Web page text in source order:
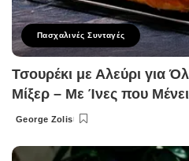
Πασχαλινές Συνταγές
Τσουρέκι με Αλεύρι για
Μίξερ – Με Ίνες που
Posted
George Zolis